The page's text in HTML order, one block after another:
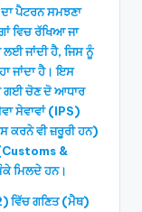
ਪੈਟਰਨ ਸਮਝਣਾ
ਵਿਚ ਰੱਖਿਆ ਜਾ
ਜਾਂਦੀ ਹੈ, ਜਿਸ ਨੂੰ
ਜਾਂਦਾ ਹੈ। ਇਸ
ਗਈ ਚੋਣ ਦੋ ਆਧਾਰ
ਸੇਵਾਵਾਂ (IPS)
ਕਰਨੇ ਵੀ ਜ਼ਰੂਰੀ ਹਨ)
&
ਮਿਲਦੇ ਹਨ।
ਵਿੱਚ ਗਣਿਤ (ਮੈਥ)